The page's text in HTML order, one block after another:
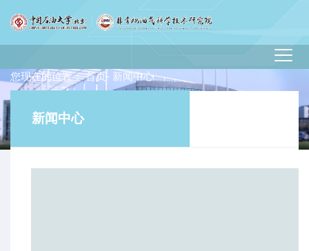
您现在的位置：首页- 新闻中心
新闻中心